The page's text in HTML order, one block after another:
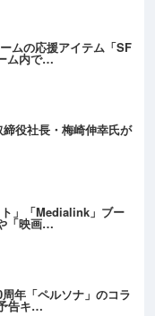
ムの応援アイテム「SF
ム内で…
役社長・梅崎伸幸氏が
ト」「Medialink」ブー
「映画…
年「ペルソナ」のコラ
告キ…